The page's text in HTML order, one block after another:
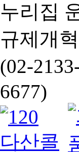
누리집
규제개
(02-
6677)